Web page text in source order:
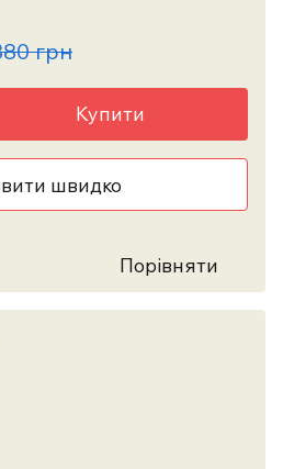
грн
Купити
швидко
Порівняти